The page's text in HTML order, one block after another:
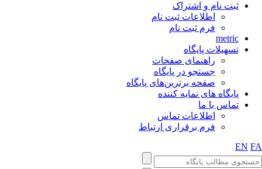
ثبت نام و اشتراک
اطلاعات ثبت نام
فرم ثبت نام
metric
تسهیلات پایگاه
راهنمای صفحات
جستجو در پایگاه
صفحه برترین‌های پایگاه
پایگاه های نمایه کننده
تماس با ما
اطلاعات تماس
فرم برقراری ارتباط
EN